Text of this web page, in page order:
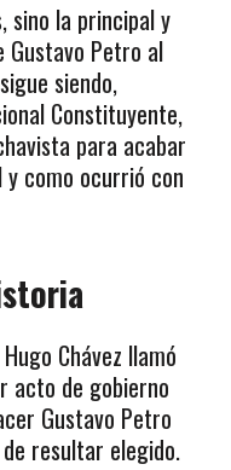
sino la principal y
Gustavo Petro al
siendo,
Constituyente,
para acabar
como ocurrió con
Chávez llamó
acto de gobierno
Gustavo Petro
resultar elegido.